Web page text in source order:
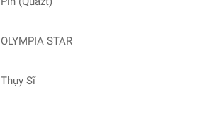
OLYMPIA STAR
Thụy Sĩ